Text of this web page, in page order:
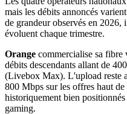
mais les débits annoncés
de grandeur observés en 2026,
évoluent chaque trimestre.
Orange commercialise sa
débits descendants allant de
(Livebox Max). L'upload reste
800 Mbps sur les offres haut
historiquement bien
gaming.